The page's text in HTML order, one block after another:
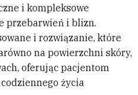
i kompleksowe
przebarwień i blizn.
i rozwiązanie, które
na powierzchni skóry,
oferując pacjentom
życia